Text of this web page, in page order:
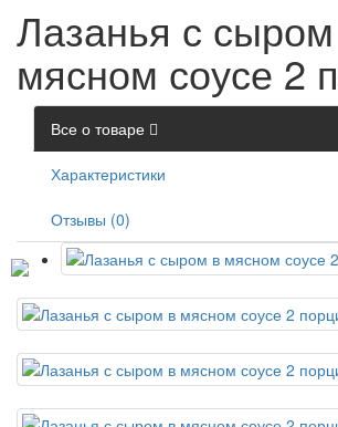
Лазанья с
мясном соусе 2
Все о товаре
Характеристики
Отзывы (0)